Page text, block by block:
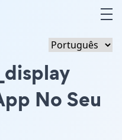
No Seu